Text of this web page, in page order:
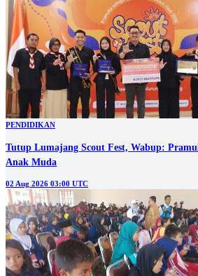
PENDIDIKAN
Tutup Lumajang Scout Fest, Wabup:
Anak Muda
02 Aug 2026 03:00 UTC